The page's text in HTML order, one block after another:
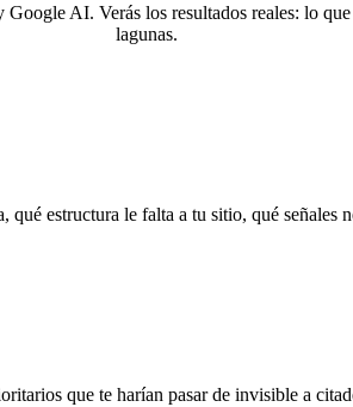
AI. Verás los resultados reales: lo
lagunas.
qué estructura le falta a tu sitio, qué
que te harían pasar de invisible a